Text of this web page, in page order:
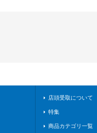
店頭受取について
特集
商品カテゴリ一覧